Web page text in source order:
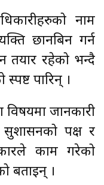
नाम
छानबिन गर्न
तयार रहेको भन्दै
पारिन् ।
जानकारी
पक्ष र
काम गरेको
बताइन् ।